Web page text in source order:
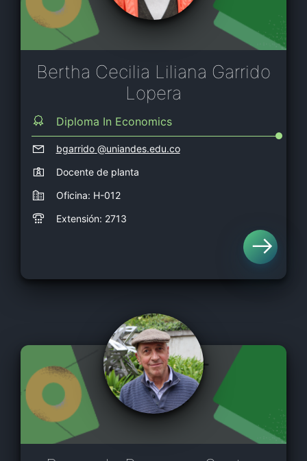
Bertha Cecilia Liliana Garrido
Lopera
Diploma In Economics
bgarrido @uniandes.edu.co
Docente de planta
Oficina: H-012
Extensión: 2713